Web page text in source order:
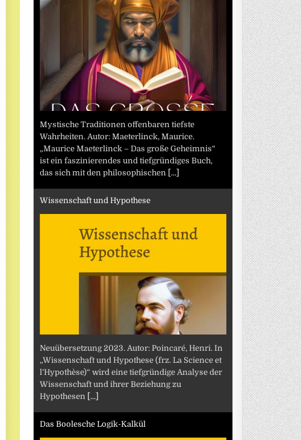
Mystische Traditionen offenbaren tiefste
Wahrheiten. Autor: Maeterlinck, Maurice.
„Maurice Maeterlinck – Das große Geheimnis“
ist ein faszinierendes und tiefgründiges Buch,
das sich mit den philosophischen [...]
Wissenschaft und Hypothese
Neuübersetzung 2023. Autor: Poincaré, Henri. In
„Wissenschaft und Hypothese (frz. La Science et
l’Hypothèse)“ wird eine tiefgründige Analyse der
Wissenschaft und ihrer Beziehung zu
Hypothesen [...]
Das Boolesche Logik-Kalkül